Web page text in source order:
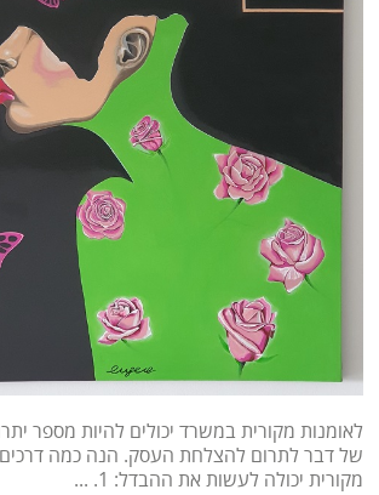
לאומנות מקורית במשרד יכולים להיות מספר
של דבר לתרום להצלחת העסק. הנה כמה
מקורית יכולה לעשות את ההבדל: 1. ...